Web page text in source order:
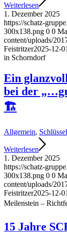
Weiterlesen
1. Dezember 2025
https://schatz-
300x138.png 0 0
content/uploads/
Feistritzer2025-12-
in Schorndorf
Ein
bei der
🏗️
Allgemein,
Weiterlesen
1. Dezember 2025
https://schatz-
300x138.png 0 0
content/uploads/
Feistritzer2025-12-
Meilenstein –
15 Jahre